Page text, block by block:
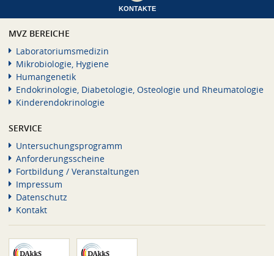
KONTAKTE
MVZ BEREICHE
Laboratoriumsmedizin
Mikrobiologie, Hygiene
Humangenetik
Endokrinologie, Diabetologie, Osteologie und Rheumatologie
Kinderendokrinologie
SERVICE
Untersuchungsprogramm
Anforderungsscheine
Fortbildung / Veranstaltungen
Impressum
Datenschutz
Kontakt